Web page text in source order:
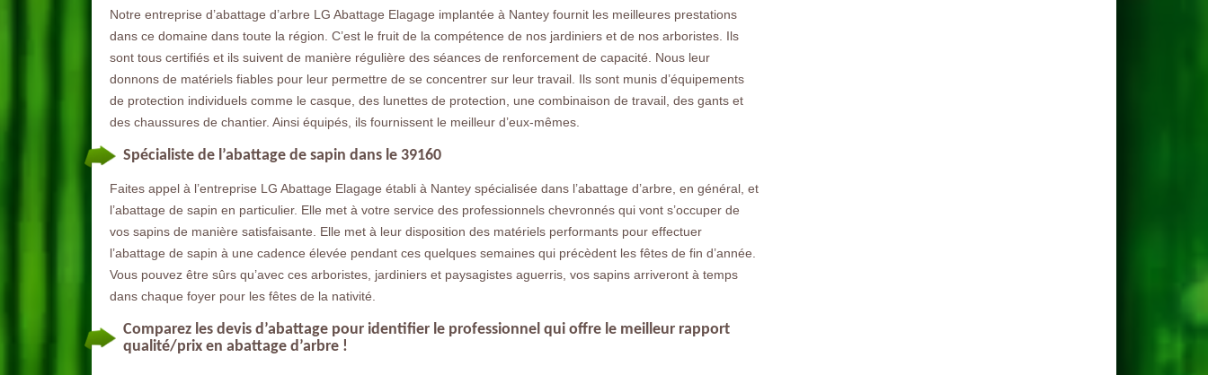
Notre entreprise d’abattage d’arbre LG Abattage Elagage implantée à Nantey fournit les meilleures prestations
dans ce domaine dans toute la région. C’est le fruit de la compétence de nos jardiniers et de nos arboristes. Ils
sont tous certifiés et ils suivent de manière régulière des séances de renforcement de capacité. Nous leur
donnons de matériels fiables pour leur permettre de se concentrer sur leur travail. Ils sont munis d’équipements
de protection individuels comme le casque, des lunettes de protection, une combinaison de travail, des gants et
des chaussures de chantier. Ainsi équipés, ils fournissent le meilleur d’eux-mêmes.
Spécialiste de l’abattage de sapin dans le 39160
Faites appel à l’entreprise LG Abattage Elagage établi à Nantey spécialisée dans l’abattage d’arbre, en général, et
l’abattage de sapin en particulier. Elle met à votre service des professionnels chevronnés qui vont s’occuper de
vos sapins de manière satisfaisante. Elle met à leur disposition des matériels performants pour effectuer
l’abattage de sapin à une cadence élevée pendant ces quelques semaines qui précèdent les fêtes de fin d’année.
Vous pouvez être sûrs qu’avec ces arboristes, jardiniers et paysagistes aguerris, vos sapins arriveront à temps
dans chaque foyer pour les fêtes de la nativité.
Comparez les devis d’abattage pour identifier le professionnel qui offre le meilleur rapport
qualité/prix en abattage d’arbre !